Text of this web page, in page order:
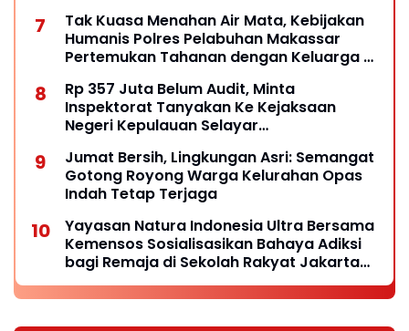
Tak Kuasa Menahan Air Mata, Kebijakan
Humanis Polres Pelabuhan Makassar
Pertemukan Tahanan dengan Keluarga di
Rp 357 Juta Belum Audit, Minta
Inspektorat Tanyakan Ke Kejaksaan
Negeri Kepulauan Selayar
Jumat Bersih, Lingkungan Asri: Semangat
Gotong Royong Warga Kelurahan Opas
Indah Tetap Terjaga
Yayasan Natura Indonesia Ultra Bersama
Kemensos Sosialisasikan Bahaya Adiksi
bagi Remaja di Sekolah Rakyat Jakarta
Selatan